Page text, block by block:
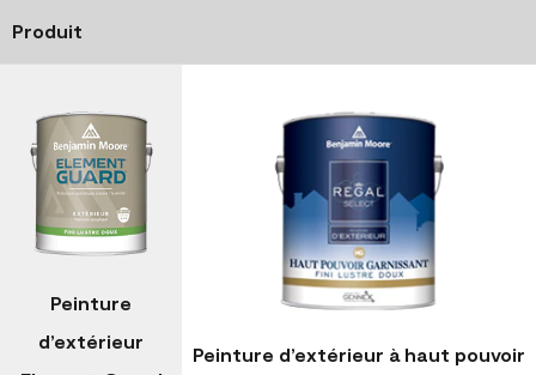
Produit
Peinture
d’extérieur
Peinture d’extérieur à haut pouvoir